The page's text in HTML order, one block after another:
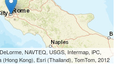
NAVTEQ, USGS, Intermap, iPC,
Kong), Esri (Thailand), TomTom, 2012